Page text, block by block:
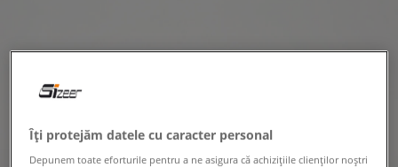
Îți protejăm datele cu caracter personal
Depunem toate eforturile pentru a ne asigura că achizițiile clienților noștri